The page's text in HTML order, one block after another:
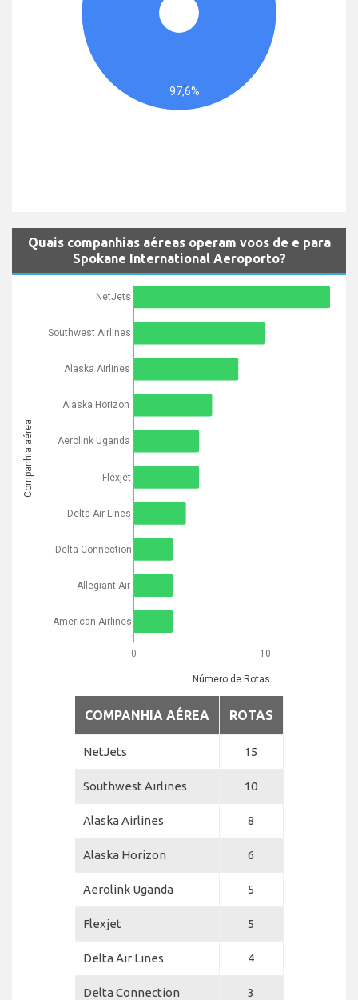
97,6%
Quais companhias aéreas operam voos de e para
Spokane International Aeroporto?
0 10
Número de Rotas
NetJets
Southwest Airlines
Alaska Airlines
Alaska Horizon
Aerolink Uganda
Flexjet
Delta Air Lines
Delta Connection
Allegiant Air
American Airlines
Companhia aérea
COMPANHIA AÉREA ROTAS
NetJets 15
Southwest Airlines 10
Alaska Airlines 8
Alaska Horizon 6
Aerolink Uganda 5
Flexjet 5
Delta Air Lines 4
Delta Connection 3